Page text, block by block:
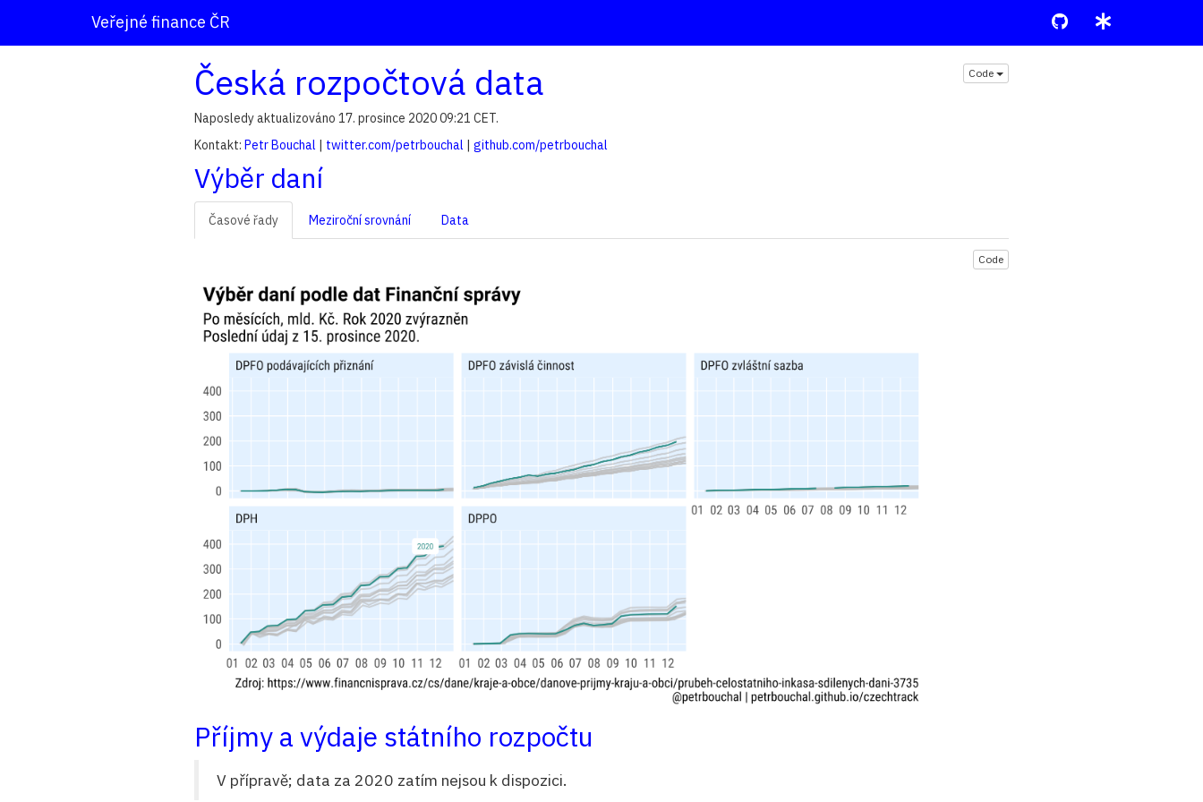
Veřejné finance ČR
Code
Česká rozpočtová data
Naposledy aktualizováno 17. prosince 2020 09:21 CET.
Kontakt: Petr Bouchal | twitter.com/petrbouchal | github.com/petrbouchal
Výběr daní
Časové řady Meziroční srovnání Data
Code
Příjmy a výdaje státního rozpočtu
V přípravě; data za 2020 zatím nejsou k dispozici.